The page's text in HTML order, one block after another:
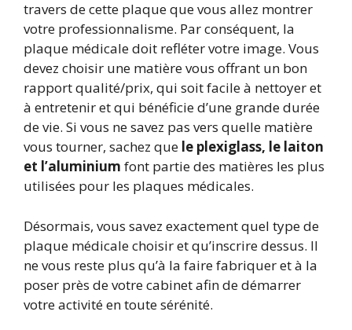
travers de cette plaque que vous allez montrer
votre professionnalisme. Par conséquent, la
plaque médicale doit refléter votre image. Vous
devez choisir une matière vous offrant un bon
rapport qualité/prix, qui soit facile à nettoyer et
à entretenir et qui bénéficie d’une grande durée
de vie. Si vous ne savez pas vers quelle matière
vous tourner, sachez que le plexiglass, le laiton
et l’aluminium font partie des matières les plus
utilisées pour les plaques médicales.
Désormais, vous savez exactement quel type de
plaque médicale choisir et qu’inscrire dessus. Il
ne vous reste plus qu’à la faire fabriquer et à la
poser près de votre cabinet afin de démarrer
votre activité en toute sérénité.